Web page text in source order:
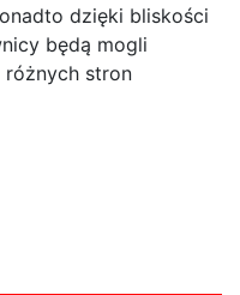
dzięki bliskości
będą mogli
stron